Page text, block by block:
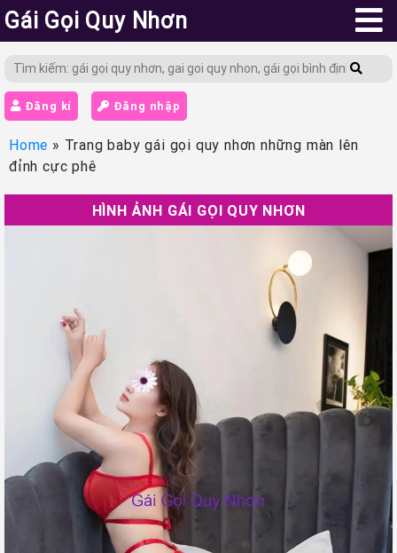
Gái Gọi Quy Nhơn
Đăng kí Đăng nhập
Home » Trang baby gái gọi quy nhơn những màn lên
đỉnh cực phê
HÌNH ẢNH GÁI GỌI QUY NHƠN